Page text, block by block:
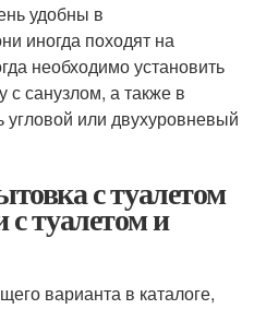
удобны в
иногда походят на
необходимо установить
санузлом, а также в
угловой или двухуровневый
с туалетом
туалетом и
варианта в каталоге,